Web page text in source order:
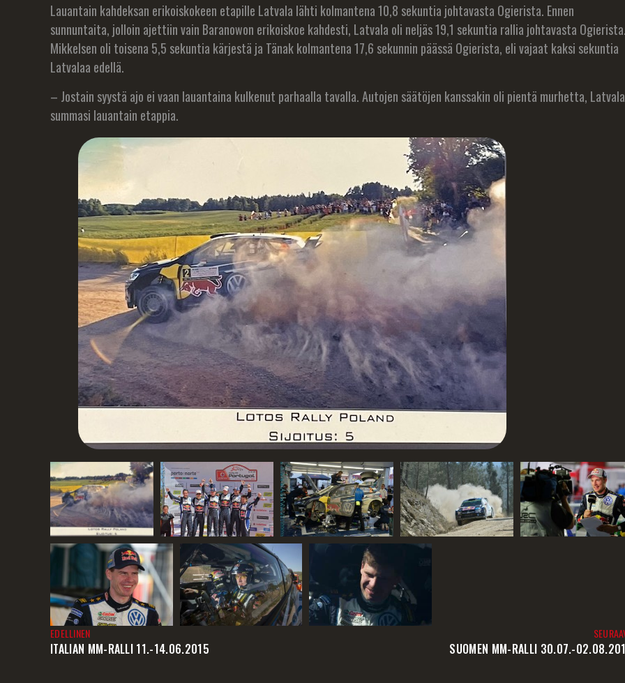
Lauantain kahdeksan erikoiskokeen etapille Latvala lähti kolmantena 10,8 sekuntia johtavasta Ogierista. Ennen
sunnuntaita, jolloin ajettiin vain Baranowon erikoiskoe kahdesti, Latvala oli neljäs 19,1 sekuntia rallia johtavasta
Mikkelsen oli toisena 5,5 sekuntia kärjestä ja Tänak kolmantena 17,6 sekunnin päässä Ogierista, eli vajaat kaksi sekuntia
Latvalaa edellä.
– Jostain syystä ajo ei vaan lauantaina kulkenut parhaalla tavalla. Autojen säätöjen kanssakin oli pientä murhetta, Latvala
summasi lauantain etappia.
EDELLINEN
ITALIAN MM-RALLI 11.-14.06.2015 SUOMEN MM-RALLI 30.07.-